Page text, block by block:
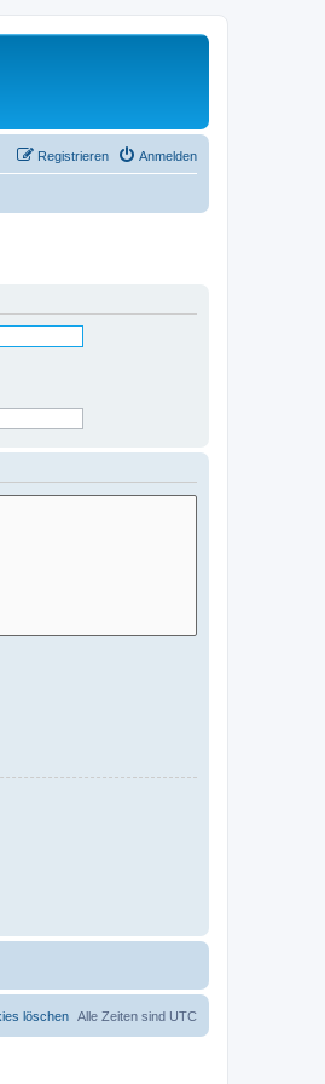
Anmelden
Registrieren
Alle Zeiten sind UTC
löschen